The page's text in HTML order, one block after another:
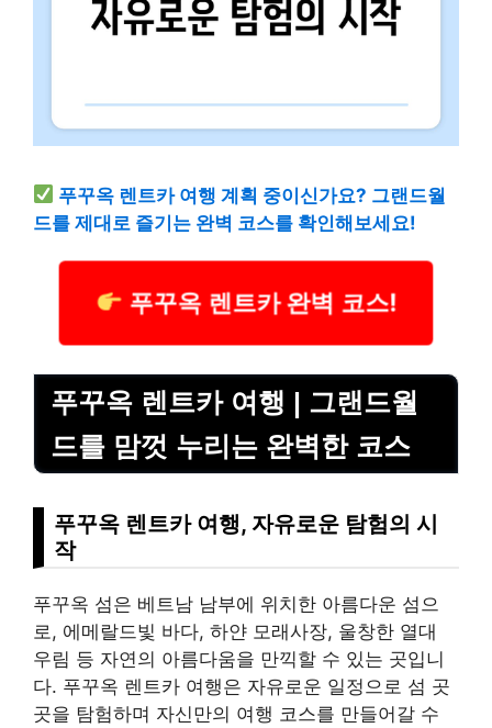
푸꾸옥 렌트카 여행 계획 중이신가요? 그랜드월
드를 제대로 즐기는 완벽 코스를 확인해보세요!
푸꾸옥 렌트카 완벽 코스!
푸꾸옥 렌트카 여행 | 그랜드월
드를 맘껏 누리는 완벽한 코스
푸꾸옥 렌트카 여행, 자유로운 탐험의 시
작
푸꾸옥 섬은 베트남 남부에 위치한 아름다운 섬으
로, 에메랄드빛 바다, 하얀 모래사장, 울창한 열대
우림 등 자연의 아름다움을 만끽할 수 있는 곳입니
다. 푸꾸옥 렌트카 여행은 자유로운 일정으로 섬 곳
곳을 탐험하며 자신만의 여행 코스를 만들어갈 수